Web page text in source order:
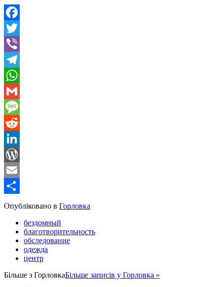
Facebook
Twitter
Viber
Telegram
WhatsApp
Gmail
Message
Reddit
LinkedIn
WordPress
Email
Share
Опубліковано в Горловка
бездомный
благотворительность
обследование
одежда
центр
Більше з ГорловкаБільше записів у Горловка »